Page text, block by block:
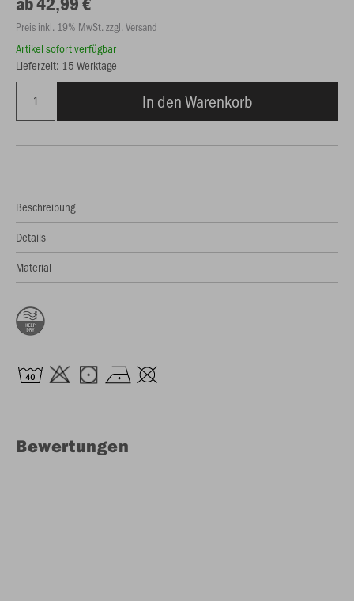
Preis inkl. 19% MwSt. zzgl. Versand
Artikel sofort verfügbar
Lieferzeit: 15 Werktage
In den Warenkorb
Beschreibung
Details
Material
Bewertungen